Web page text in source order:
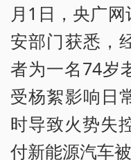
月1日，央广
安部门获悉，
者为一名74岁
受杨絮影响日
时导致火势失
付新能源汽车被